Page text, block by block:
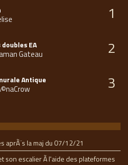
1
EA
Gateau 2
Antique 3
aprÃ¨s la maj du 07/12/21
son escalier Ã l'aide des plateformes